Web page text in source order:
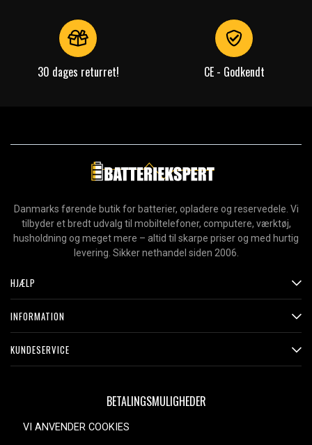
30 dages returret! CE - Godkendt
Danmarks førende butik for batterier, opladere og reservedele. Vi
tilbyder et bredt udvalg til mobiltelefoner, computere, værktøj,
husholdning og meget mere – altid til skarpe priser og med hurtig
levering. Sikker nethandel siden 2006.
HJÆLP
INFORMATION
KUNDESERVICE
BETALINGSMULIGHEDER
VI ANVENDER COOKIES